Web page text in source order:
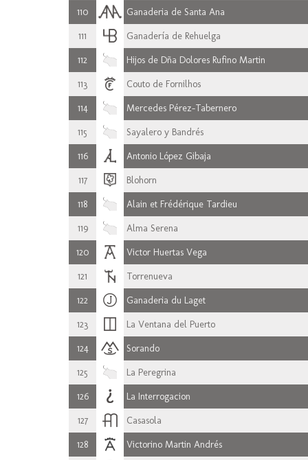
110 Ganaderia de Santa Ana
111 Ganadería de Rehuelga
112 Hijos de Dña Dolores Rufino Martin
113 Couto de Fornilhos
114 Mercedes Pérez-Tabernero
115 Sayalero y Bandrés
116 Antonio López Gibaja
117 Blohorn
118 Alain et Frédérique Tardieu
119 Alma Serena
120 Victor Huertas Vega
121 Torrenueva
122 Ganaderia du Laget
123 La Ventana del Puerto
124 Sorando
125 La Peregrina
126 La Interrogacion
127 Casasola
128 Victorino Martin Andrés